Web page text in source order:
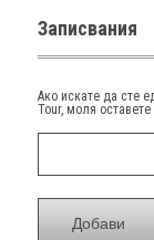
Записвания
Aко искате да сте
Tour, моля